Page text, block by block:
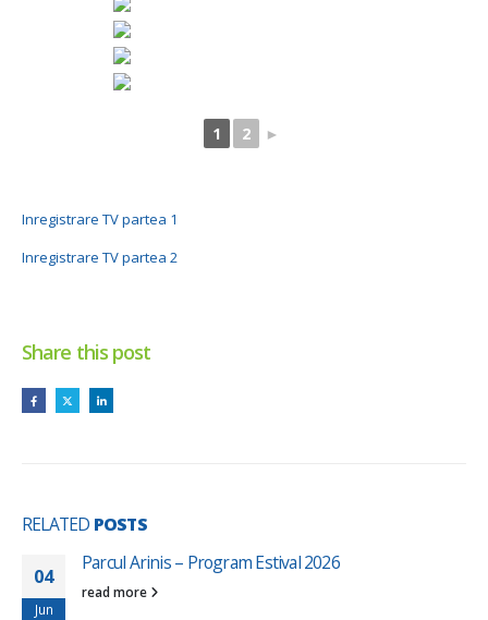
1 2 ►
Inregistrare TV partea 1
Inregistrare TV partea 2
Share this post
RELATED POSTS
04
Jun
Parcul Arinis – Program Estival 2026
read more